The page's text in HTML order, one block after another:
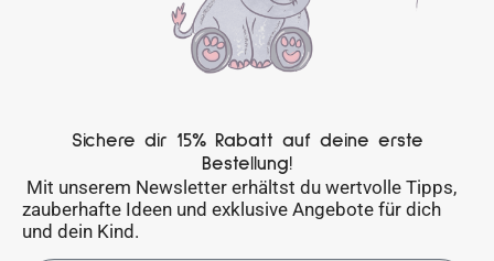
Sichere dir 15% Rabatt auf deine erste
Bestellung!
Mit unserem Newsletter erhältst du wertvolle Tipps,
zauberhafte Ideen und exklusive Angebote für dich
und dein Kind.